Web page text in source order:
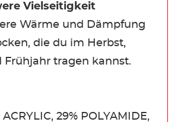
Vielseitigkeit
Wärme und Dämpfung
die du im Herbst,
Frühjahr tragen kannst.
ACRYLIC, 29% POLYAMIDE,